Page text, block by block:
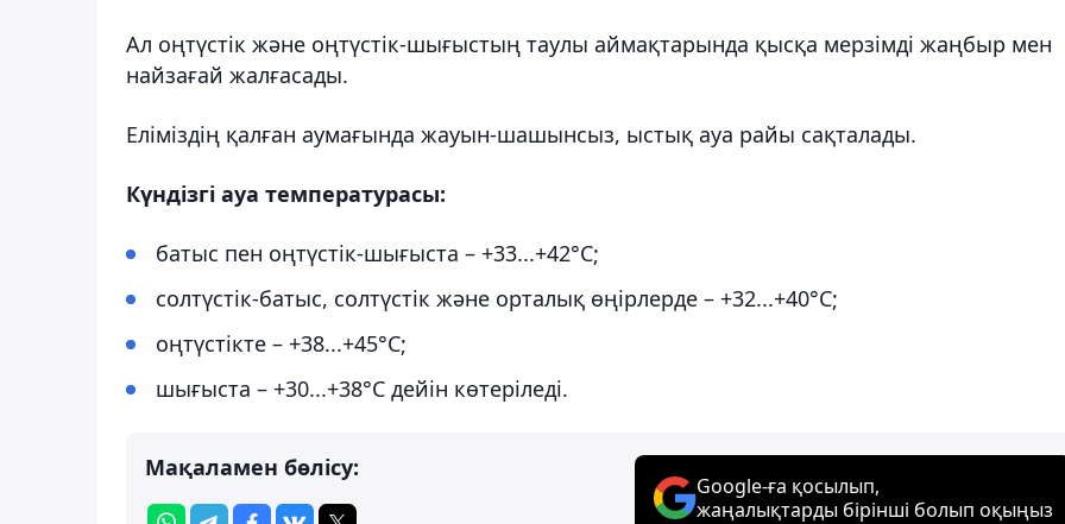
Ал оңтүстік және оңтүстік-шығыстың таулы аймақтарында қысқа мерзімді жаңбыр мен
найзағай жалғасады.
Еліміздің қалған аумағында жауын-шашынсыз, ыстық ауа райы сақталады.
Күндізгі ауа температурасы:
батыс пен оңтүстік-шығыста – +33...+42°С;
солтүстік-батыс, солтүстік және орталық өңірлерде – +32...+40°С;
оңтүстікте – +38...+45°С;
шығыста – +30...+38°С дейін көтеріледі.
Мақаламен бөлісу:
Google-ға қосылып,
жаңалықтарды бірінші болып оқыңыз